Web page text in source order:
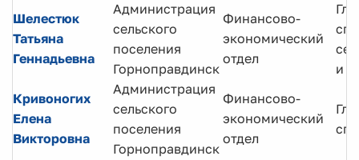
Шелестюк
Татьяна
Геннадьевна
Администрация
сельского
поселения
Горноправдинск
Финансово-
экономический
отдел
и
Кривоногих
Елена
Викторовна
Администрация
сельского
поселения
Горноправдинск
Финансово-
экономический
отдел